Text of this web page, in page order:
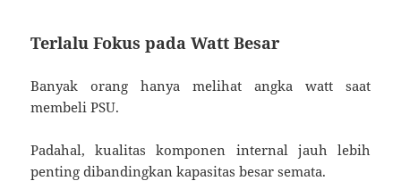
Terlalu Fokus pada Watt Besar
Banyak orang hanya melihat angka watt saat
membeli PSU.
Padahal, kualitas komponen internal jauh lebih
penting dibandingkan kapasitas besar semata.